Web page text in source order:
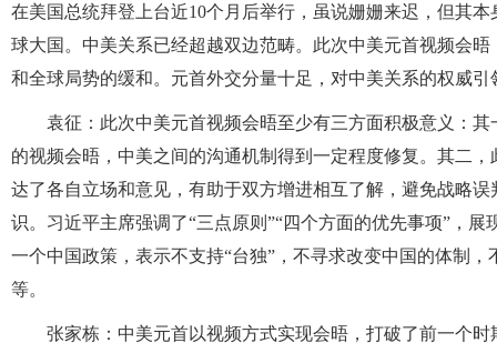
在美国总统拜登上台近10个月后举行，虽说姗姗来迟，但其
球大国。中美关系已经超越双边范畴。此次中美元首视频会
和全球局势的缓和。元首外交分量十足，对中美关系的权威
袁征：此次中美元首视频会晤至少有三方面积极意义：
的视频会晤，中美之间的沟通机制得到一定程度修复。其二
达了各自立场和意见，有助于双方增进相互了解，避免战略
识。习近平主席强调了“三点原则”“四个方面的优先事项”，
一个中国政策，表示不支持“台独”，不寻求改变中国的体制
等。
张家栋：中美元首以视频方式实现会晤，打破了前一个